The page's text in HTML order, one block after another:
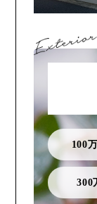
100
300